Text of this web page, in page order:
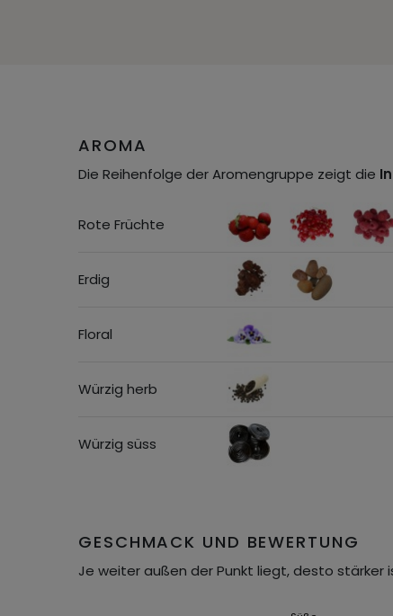
AROMA
Die Reihenfolge der Aromengruppe zeigt die
Rote Früchte
Erdig
Floral
Würzig herb
Würzig süss
GESCHMACK UND BEWERTUNG
Je weiter außen der Punkt liegt, desto stärker